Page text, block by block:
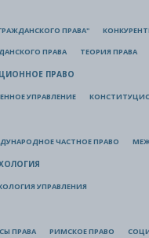
ПРАВА"
ПРАВА ТЕОРИЯ ПРАВА
ПРАВО
УПРАВЛЕНИЕ
ЧАСТНОЕ ПРАВО
УПРАВЛЕНИЯ
ПРАВА РИМСКОЕ ПРАВО